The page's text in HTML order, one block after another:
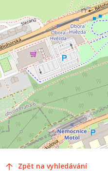
Zpět na vyhledávání